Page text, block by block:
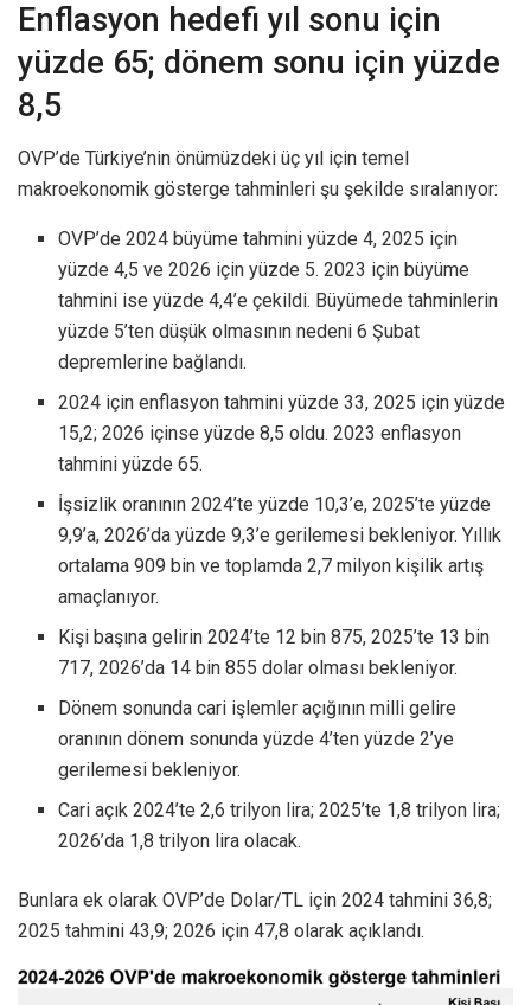
Enflasyon hedefi yıl sonu için
yüzde 65; dönem sonu için yüzde
8,5
OVP’de Türkiye’nin önümüzdeki üç yıl için temel
makroekonomik gösterge tahminleri şu şekilde sıralanıyor:
OVP’de 2024 büyüme tahmini yüzde 4, 2025 için
yüzde 4,5 ve 2026 için yüzde 5. 2023 için büyüme
tahmini ise yüzde 4,4’e çekildi. Büyümede tahminlerin
yüzde 5’ten düşük olmasının nedeni 6 Şubat
depremlerine bağlandı.
2024 için enflasyon tahmini yüzde 33, 2025 için yüzde
15,2; 2026 içinse yüzde 8,5 oldu. 2023 enflasyon
tahmini yüzde 65.
İşsizlik oranının 2024’te yüzde 10,3’e, 2025’te yüzde
9,9’a, 2026’da yüzde 9,3’e gerilemesi bekleniyor. Yıllık
ortalama 909 bin ve toplamda 2,7 milyon kişilik artış
amaçlanıyor.
Kişi başına gelirin 2024’te 12 bin 875, 2025’te 13 bin
717, 2026’da 14 bin 855 dolar olması bekleniyor.
Dönem sonunda cari işlemler açığının milli gelire
oranının dönem sonunda yüzde 4’ten yüzde 2’ye
gerilemesi bekleniyor.
Cari açık 2024’te 2,6 trilyon lira; 2025’te 1,8 trilyon lira;
2026’da 1,8 trilyon lira olacak.
Bunlara ek olarak OVP’de Dolar/TL için 2024 tahmini 36,8;
2025 tahmini 43,9; 2026 için 47,8 olarak açıklandı.